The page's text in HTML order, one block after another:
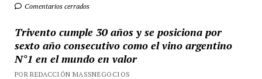
Comentarios cerrados
Trivento cumple 30 años y se posiciona por
sexto año consecutivo como el vino argentino
N°1 en el mundo en valor
POR REDACCIÓN MASSNEGOCIOS